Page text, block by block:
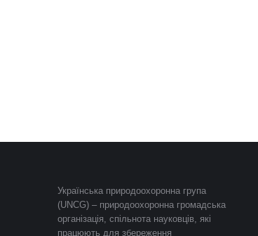
Українська природоохоронна група
(UNCG) – природоохоронна громадська
організація, спільнота науковців, які
працюють для збереження